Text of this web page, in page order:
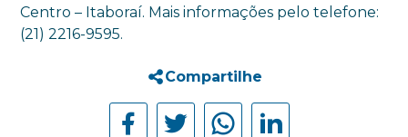
Centro – Itaboraí. Mais informações pelo telefone:
(21) 2216-9595.
Compartilhe